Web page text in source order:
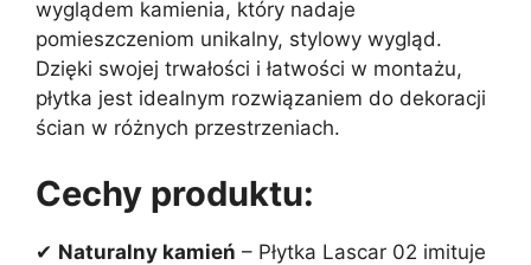
wyglądem kamienia, który nadaje
pomieszczeniom unikalny, stylowy wygląd.
Dzięki swojej trwałości i łatwości w montażu,
płytka jest idealnym rozwiązaniem do dekoracji
ścian w różnych przestrzeniach.
Cechy produktu:
✔ Naturalny kamień – Płytka Lascar 02 imituje